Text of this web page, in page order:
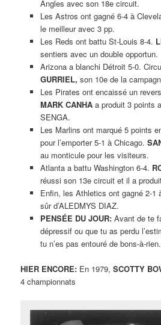
Angles avec son 18e circuit.
Les Astros ont gagné 6-4 à
le meilleur avec 3 pp.
Les Reds ont battu St-Louis 8-4.
sentiers avec un double opportun.
Arizona a blanchi Détroit 5-0.
GURRIEL, son 10e de la
Les Pirates ont encaissé un
MARK CANHAa produit 3 points
SENGA.
Les Marlins ont marqué 5 points
pour l’emporter 5-1 à Chicago.
au monticule pour les visiteurs.
Atlanta a battu Washington 6-4.
réussi son 13e circuit et il a
Enfin, les Athletics ont gagné 2-1
sûr d’ALEDMYS DIAZ.
PENSÉE DU JOUR:Avant de te
dépressif ou que tu as perdu
tu n’es pas entouré de bons-à-rien.
HIER ENCORE: En 1979,SCOTTY
4 championnats